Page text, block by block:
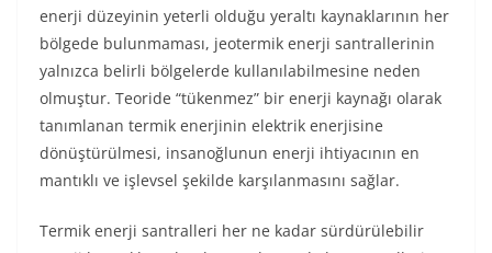
enerji düzeyinin yeterli olduğu yeraltı kaynaklarının her
bölgede bulunmaması, jeotermik enerji santrallerinin
yalnızca belirli bölgelerde kullanılabilmesine neden
olmuştur. Teoride “tükenmez” bir enerji kaynağı olarak
tanımlanan termik enerjinin elektrik enerjisine
dönüştürülmesi, insanoğlunun enerji ihtiyacının en
mantıklı ve işlevsel şekilde karşılanmasını sağlar.
Termik enerji santralleri her ne kadar sürdürülebilir